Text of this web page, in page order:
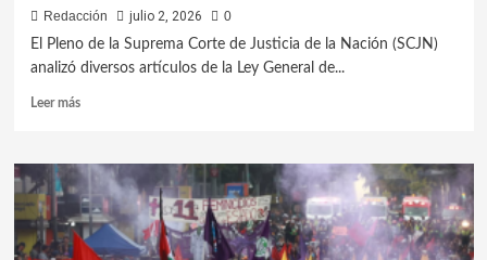
Redacción julio 2, 2026
0
El Pleno de la Suprema Corte de Justicia de la Nación (SCJN)
analizó diversos artículos de la Ley General de...
Leer más